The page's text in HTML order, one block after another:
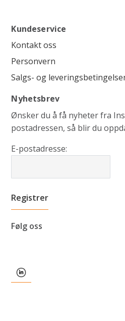
Kundeservice
Kontakt oss
Personvern
Salgs- og
Nyhetsbrev
Ønsker du å få nyheter fra
postadressen, så blir du
E-postadresse:
Følg oss